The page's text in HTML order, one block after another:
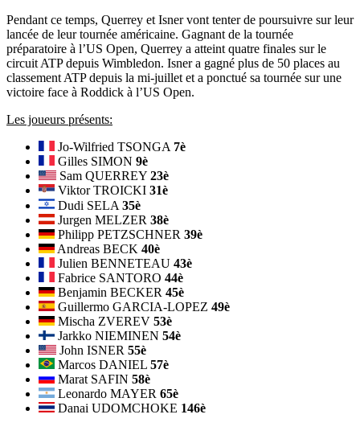
Pendant ce temps, Querrey et Isner vont tenter de poursuivre sur leur
lancée de leur tournée américaine. Gagnant de la tournée
préparatoire à l’US Open, Querrey a atteint quatre finales sur le
circuit ATP depuis Wimbledon. Isner a gagné plus de 50 places au
classement ATP depuis la mi-juillet et a ponctué sa tournée sur une
victoire face à Roddick à l’US Open.
Les joueurs présents:
Jo-Wilfried TSONGA 7è
Gilles SIMON 9è
Sam QUERREY 23è
Viktor TROICKI 31è
Dudi SELA 35è
Jurgen MELZER 38è
Philipp PETZSCHNER 39è
Andreas BECK 40è
Julien BENNETEAU 43è
Fabrice SANTORO 44è
Benjamin BECKER 45è
Guillermo GARCIA-LOPEZ 49è
Mischa ZVEREV 53è
Jarkko NIEMINEN 54è
John ISNER 55è
Marcos DANIEL 57è
Marat SAFIN 58è
Leonardo MAYER 65è
Danai UDOMCHOKE 146è